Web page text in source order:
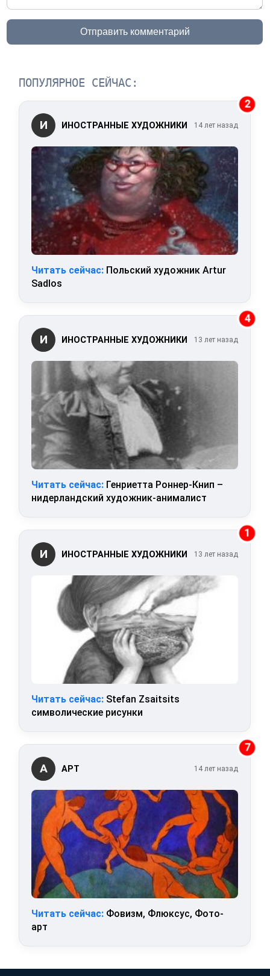
Отправить комментарий
ПОПУЛЯРНОЕ СЕЙЧАС:
2
И ИНОСТРАННЫЕ ХУДОЖНИКИ 14 лет назад
Читать сейчас: Польский художник Artur
Sadlos
4
И ИНОСТРАННЫЕ ХУДОЖНИКИ 13 лет назад
Читать сейчас: Генриетта Роннер-Книп –
нидерландский художник-анималист
1
И ИНОСТРАННЫЕ ХУДОЖНИКИ 13 лет назад
Читать сейчас: Stefan Zsaitsits
символические рисунки
7
А АРТ 14 лет назад
Читать сейчас: Фовизм, Флюксус, Фото-
арт